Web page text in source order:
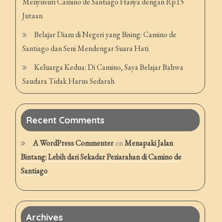
Jutaan
Belajar Diam di Negeri yang Bising: Camino de
Santiago dan Seni Mendengar Suara Hati
Keluarga Kedua: Di Camino, Saya Belajar Bahwa
Saudara Tidak Harus Sedarah
Recent Comments
A WordPress CommenteronMenapaki Jalan
Bintang: Lebih dari Sekadar Peziarahan di Camino de
Santiago
Archives